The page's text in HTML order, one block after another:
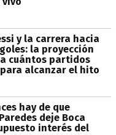
y la carrera hacia
la proyección
cuántos partidos
alcanzar el hito
hay de que
deje Boca
interés del